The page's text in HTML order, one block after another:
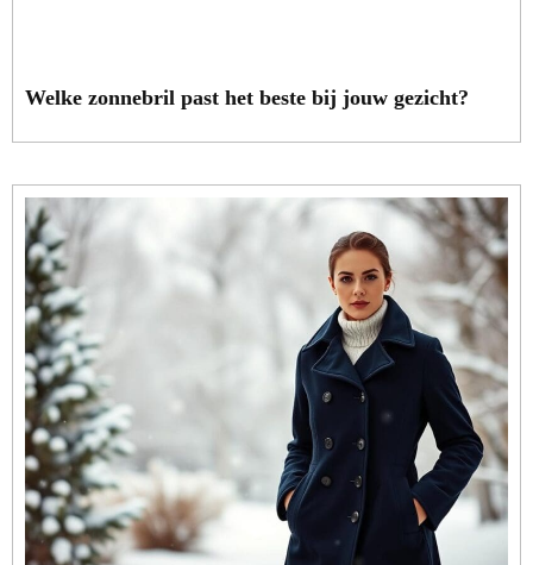
Welke zonnebril past het beste bij jouw gezicht?